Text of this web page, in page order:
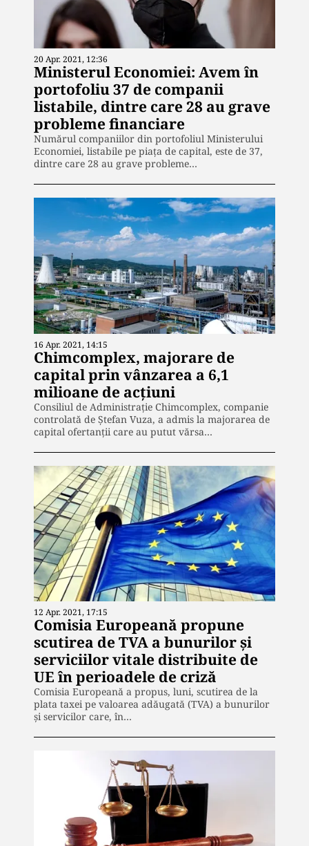
20 Apr. 2021, 12:36
Ministerul Economiei: Avem în
portofoliu 37 de companii
listabile, dintre care 28 au grave
probleme financiare
Numărul companiilor din portofoliul Ministerului
Economiei, listabile pe piaţa de capital, este de 37,
dintre care 28 au grave probleme…
16 Apr. 2021, 14:15
Chimcomplex, majorare de
capital prin vânzarea a 6,1
milioane de acțiuni
Consiliul de Administrație Chimcomplex, companie
controlată de Ștefan Vuza, a admis la majorarea de
capital ofertanții care au putut vărsa…
12 Apr. 2021, 17:15
Comisia Europeană propune
scutirea de TVA a bunurilor şi
serviciilor vitale distribuite de
UE în perioadele de criză
Comisia Europeană a propus, luni, scutirea de la
plata taxei pe valoarea adăugată (TVA) a bunurilor
și servicilor care, în…